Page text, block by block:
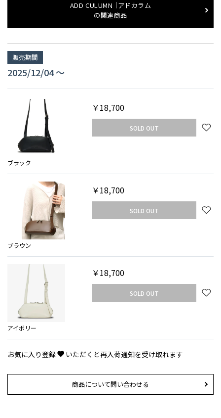
ADD CULUMN
アドカラム
の関連商品
販売期間
2025/12/04 〜
ブラック
￥18,700
SOLD OUT
ブラウン
￥18,700
SOLD OUT
アイボリー
￥18,700
SOLD OUT
お気に入り登録 いただくと再入荷通知を受け取れます
商品について問い合わせる